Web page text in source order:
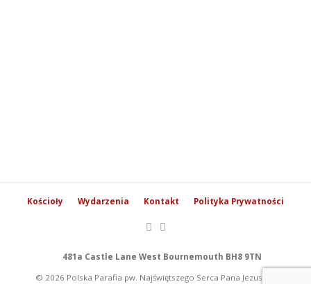
Kościoły Wydarzenia Kontakt Polityka Prywatności
481a Castle Lane West Bournemouth BH8 9TN
© 2026 Polska Parafia pw. Najświętszego Serca Pana Jezusa w